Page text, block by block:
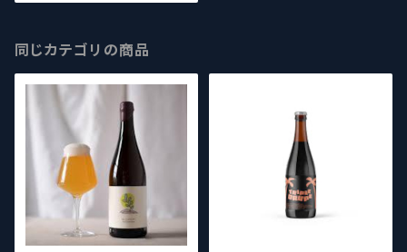
同じカテゴリの商品